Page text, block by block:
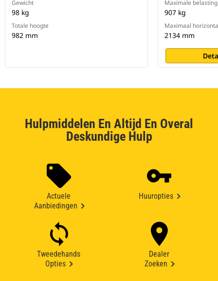
Gewicht
98 kg
Totale hoogte
982 mm
Maximale belasting
907 kg
Maximaal
2134 mm
Hulpmiddelen En Altijd En Overal
Deskundige Hulp
Actuele
Aanbiedingen
Huuropties
Tweedehands
Opties
Dealer
Zoeken